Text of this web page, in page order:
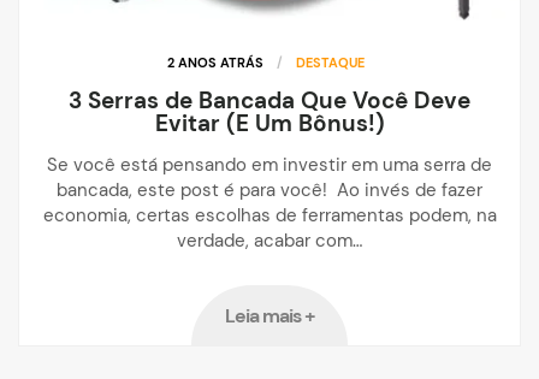
2 ANOS ATRÁS / DESTAQUE
3 Serras de Bancada Que Você Deve
Evitar (E Um Bônus!)
Se você está pensando em investir em uma serra de
bancada, este post é para você! Ao invés de fazer
economia, certas escolhas de ferramentas podem, na
verdade, acabar com…
Leia mais +